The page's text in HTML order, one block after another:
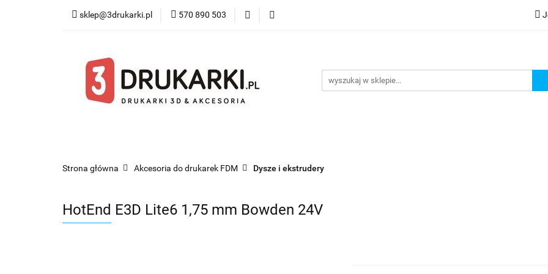
sklep@3drukarki.pl 570 890 503
Blog Bestsellery
Strona główna Akcesoria do drukarek FDM Dysze i ekstrudery
HotEnd E3D Lite6 1,75 mm Bowden 24V